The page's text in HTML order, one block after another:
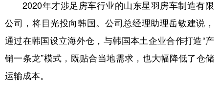
2020年才涉足房车行业的山东星羽房车制造有限
公司，将目光投向韩国。公司总经理助理岳敏建说，
通过在韩国设立海外仓，与韩国本土企业合作打造“产
销一条龙”模式，既贴合当地需求，也大幅降低了仓储
运输成本。